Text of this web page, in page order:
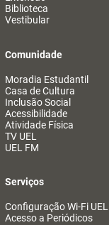
Biblioteca
Vestibular
Comunidade
Moradia Estudantil
Casa de Cultura
Inclusão Social
Acessibilidade
Atividade Física
TV UEL
UEL FM
Serviços
Configuração Wi-Fi UEL
Acesso a Periódicos